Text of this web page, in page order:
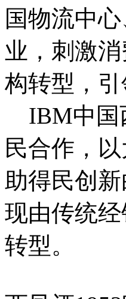
国物流中
业，刺激
构转型，
IBM中国
民合作，
助得民创
现由传统
转型。